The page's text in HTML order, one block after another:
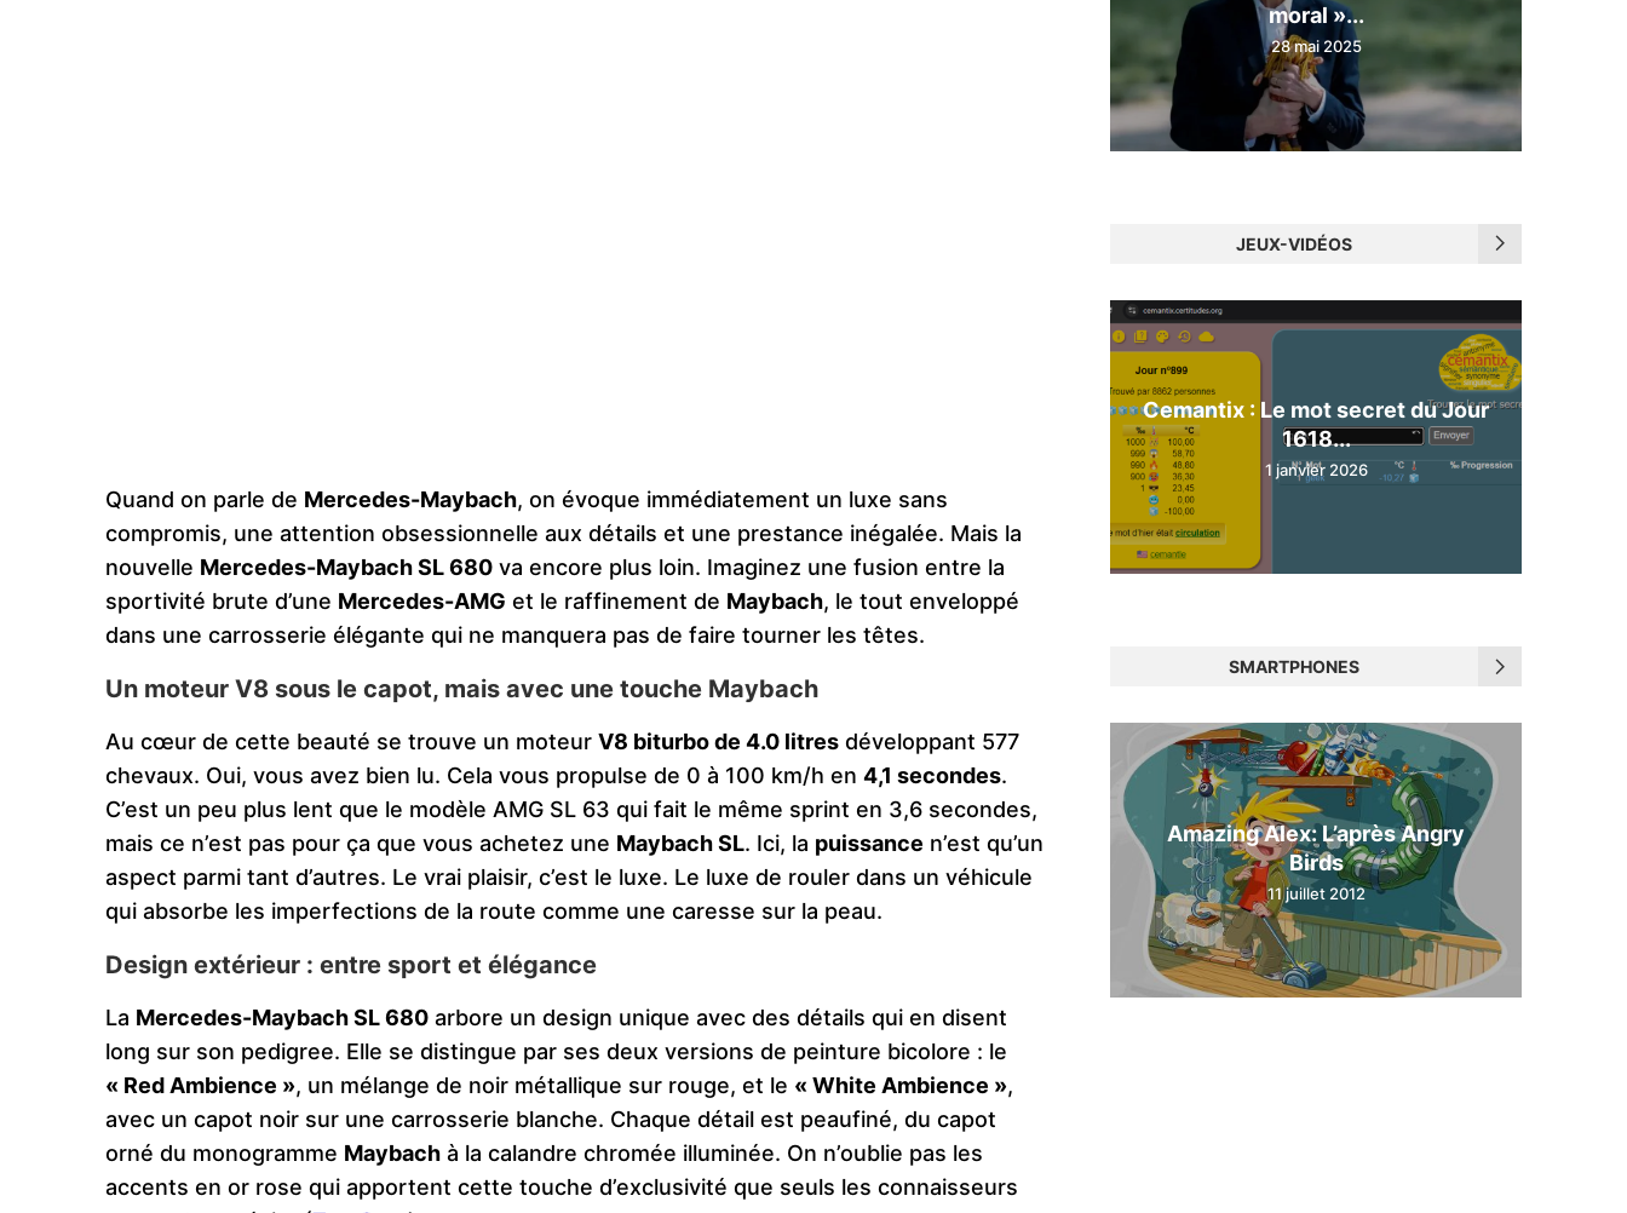
Quand on parle de Mercedes-Maybach, on évoque immédiatement un luxe sans
compromis, une attention obsessionnelle aux détails et une prestance inégalée. Mais la
nouvelle Mercedes-Maybach SL 680 va encore plus loin. Imaginez une fusion entre la
sportivité brute d’une Mercedes-AMG et le raffinement de Maybach, le tout enveloppé
dans une carrosserie élégante qui ne manquera pas de faire tourner les têtes.
Un moteur V8 sous le capot, mais avec une touche Maybach
Au cœur de cette beauté se trouve un moteur V8 biturbo de 4.0 litres développant 577
chevaux. Oui, vous avez bien lu. Cela vous propulse de 0 à 100 km/h en 4,1 secondes.
C’est un peu plus lent que le modèle AMG SL 63 qui fait le même sprint en 3,6 secondes,
mais ce n’est pas pour ça que vous achetez une Maybach SL. Ici, la puissance n’est qu’un
aspect parmi tant d’autres. Le vrai plaisir, c’est le luxe. Le luxe de rouler dans un véhicule
qui absorbe les imperfections de la route comme une caresse sur la peau.
Design extérieur : entre sport et élégance
La Mercedes-Maybach SL 680 arbore un design unique avec des détails qui en disent
long sur son pedigree. Elle se distingue par ses deux versions de peinture bicolore : le
« Red Ambience », un mélange de noir métallique sur rouge, et le « White Ambience »,
avec un capot noir sur une carrosserie blanche. Chaque détail est peaufiné, du capot
orné du monogramme Maybach à la calandre chromée illuminée. On n’oublie pas les
accents en or rose qui apportent cette touche d’exclusivité que seuls les connaisseurs
moral »...
28 mai 2025
JEUX-VIDÉOS
Cemantix : Le mot secret du Jour
1618...
1 janvier 2026
SMARTPHONES
Amazing Alex: L’après Angry
Birds
11 juillet 2012